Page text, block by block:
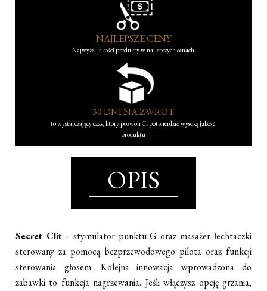
NAJLEPSZE CENY
Najwyżej jakości produkty w najlepszych cenach
30 DNI NA ZWROT
to wystarczający czas, który pozwoli Ci potwierdzić wysoką jakość
produktu
OPIS
Secret Clit - stymulator punktu G oraz masażer łechtaczki
sterowany za pomocą bezprzewodowego pilota oraz funkcji
sterowania głosem. Kolejna innowacja wprowadzona do
zabawki to funkcja nagrzewania. Jeśli włączysz opcję grzania,